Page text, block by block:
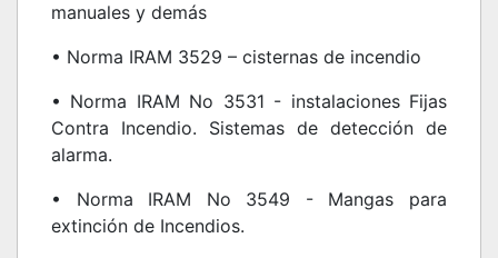
manuales y demás
• Norma IRAM 3529 – cisternas de incendio
• Norma IRAM No 3531 - instalaciones Fijas
Contra Incendio. Sistemas de detección de
alarma.
• Norma IRAM No 3549 - Mangas para
extinción de Incendios.